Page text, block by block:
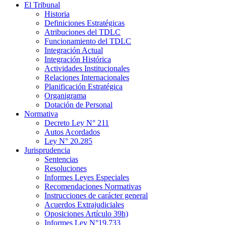
El Tribunal
Historia
Definiciones Estratégicas
Atribuciones del TDLC
Funcionamiento del TDLC
Integración Actual
Integración Histórica
Actividades Institucionales
Relaciones Internacionales
Planificación Estratégica
Organigrama
Dotación de Personal
Normativa
Decreto Ley N° 211
Autos Acordados
Ley N° 20.285
Jurisprudencia
Sentencias
Resoluciones
Informes Leyes Especiales
Recomendaciones Normativas
Instrucciones de carácter general
Acuerdos Extrajudiciales
Oposiciones Artículo 39h)
Informes Ley N°19.733